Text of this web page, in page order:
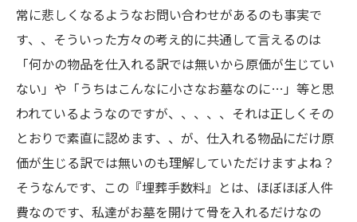
常に悲しくなるようなお問い合わせがあるのも事実で
す、、そういった方々の考え的に共通して言えるのは
「何かの物品を仕入れる訳では無いから原価が生じてい
ない」や「うちはこんなに小さなお墓なのに…」等と思
われているようなのですが、、、、、それは正しくその
とおりで素直に認めます、、が、仕入れる物品にだけ原
価が生じる訳では無いのも理解していただけますよね？
そうなんです、この『埋葬手数料』とは、ほぼほぼ人件
費なのです、私達がお墓を開けて骨を入れるだけなの